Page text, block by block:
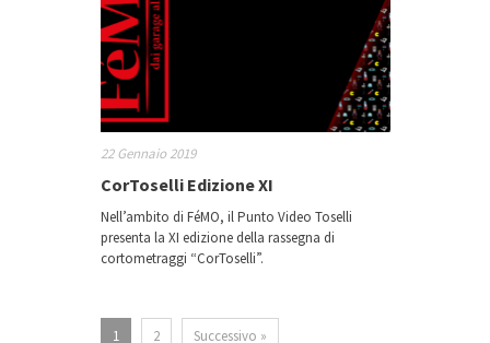
22 Gennaio 2019
CorToselli Edizione XI
Nell’ambito di FéMO, il Punto Video Toselli
presenta la XI edizione della rassegna di
cortometraggi “CorToselli”.
1 2 Successivo »